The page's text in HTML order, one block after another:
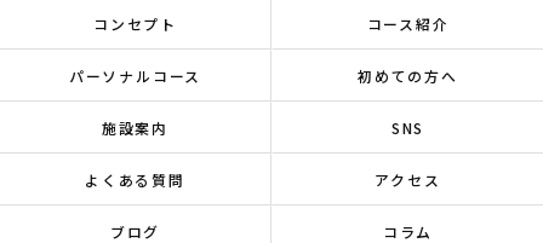
コンセプト コース紹介
パーソナルコース 初めての方へ
施設案内 SNS
よくある質問 アクセス
ブログ コラム